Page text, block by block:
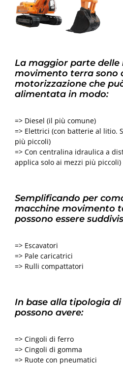
La maggior parte delle
movimento terra sono
motorizzazione che
alimentata in modo:
=> Diesel (il più comune)
=> Elettrici (con batterie al litio.
più piccoli)
=> Con centralina idraulica a
applica solo ai mezzi più piccoli)
Semplificando per
macchine movimento
possono essere
=> Escavatori
=> Pale caricatrici
=> Rulli compattatori
In base alla tipologia
possono avere:
=> Cingoli di ferro
=> Cingoli di gomma
=> Ruote con pneumatici